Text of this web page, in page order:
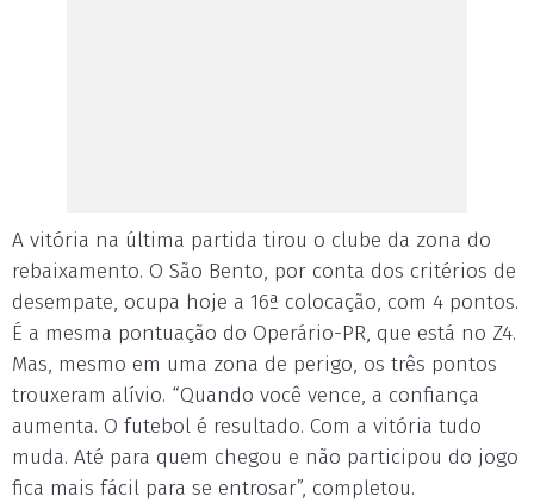
A vitória na última partida tirou o clube da zona do
rebaixamento. O São Bento, por conta dos critérios de
desempate, ocupa hoje a 16ª colocação, com 4 pontos.
É a mesma pontuação do Operário-PR, que está no Z4.
Mas, mesmo em uma zona de perigo, os três pontos
trouxeram alívio. “Quando você vence, a confiança
aumenta. O futebol é resultado. Com a vitória tudo
muda. Até para quem chegou e não participou do jogo
fica mais fácil para se entrosar”, completou.